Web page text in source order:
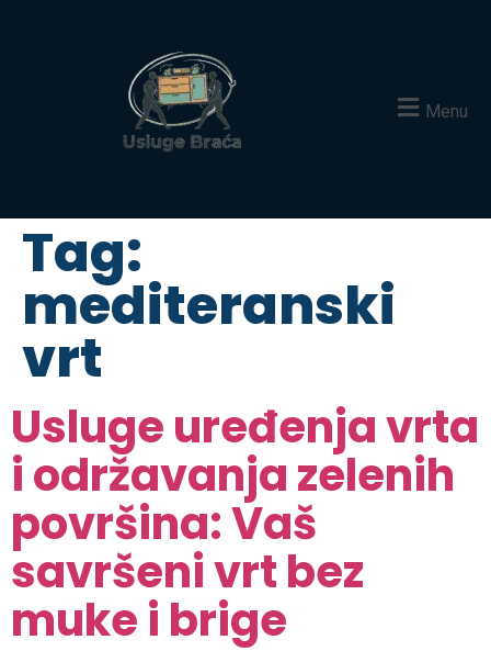
Menu
Tag:
mediteranski
vrt
Usluge uređenja vrta
i održavanja zelenih
površina: Vaš
savršeni vrt bez
muke i brige